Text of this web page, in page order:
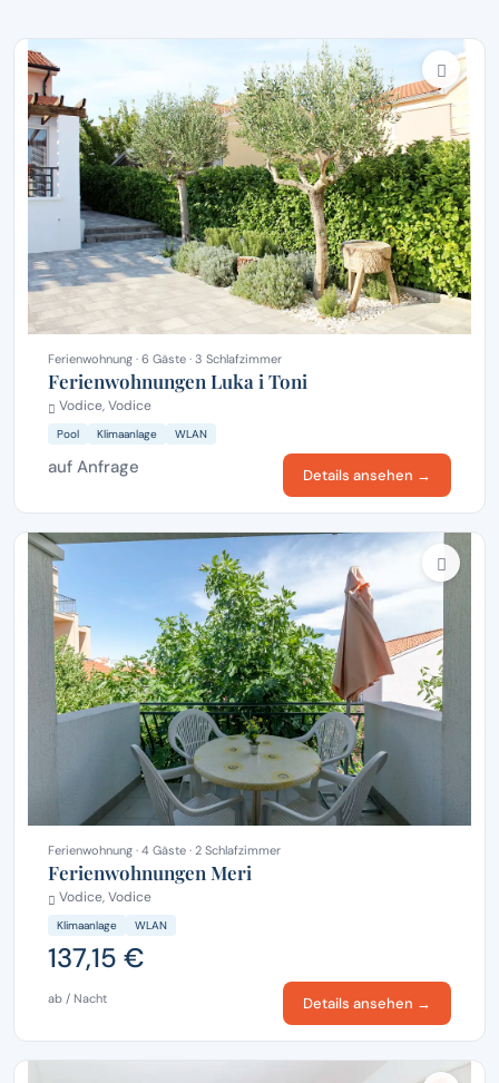
Ferienwohnung · 6 Gäste · 3 Schlafzimmer
Ferienwohnungen Luka i Toni
Vodice, Vodice
Pool Klimaanlage WLAN
auf Anfrage Details ansehen →
Ferienwohnung · 4 Gäste · 2 Schlafzimmer
Ferienwohnungen Meri
Vodice, Vodice
Klimaanlage WLAN
137,15 €
ab / Nacht Details ansehen →